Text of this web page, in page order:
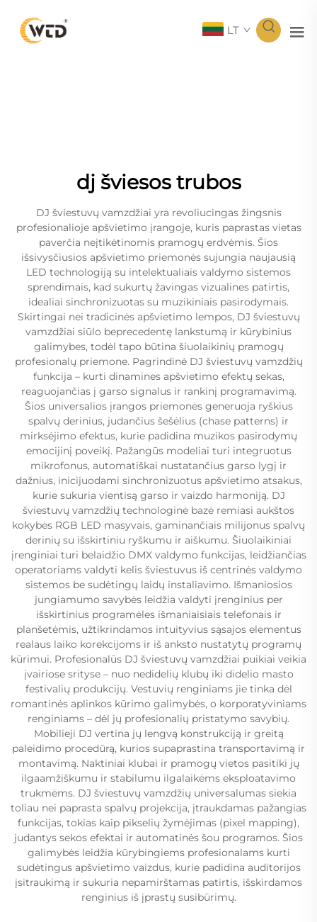
LT
dj šviesos trubos
DJ šviestuvų vamzdžiai yra revoliucingas žingsnis
profesionalioje apšvietimo įrangoje, kuris paprastas vietas
paverčia neįtikėtinomis pramogų erdvėmis. Šios
išsivysčiusios apšvietimo priemonės sujungia naujausią
LED technologiją su intelektualiais valdymo sistemos
sprendimais, kad sukurtų žavingas vizualines patirtis,
idealiai sinchronizuotas su muzikiniais pasirodymais.
Skirtingai nei tradicinės apšvietimo lempos, DJ šviestuvų
vamzdžiai siūlo beprecedentę lankstumą ir kūrybinius
galimybes, todėl tapo būtina šiuolaikinių pramogų
profesionalų priemone. Pagrindinė DJ šviestuvų vamzdžių
funkcija – kurti dinamines apšvietimo efektų sekas,
reaguojančias į garso signalus ir rankinį programavimą.
Šios universalios įrangos priemonės generuoja ryškius
spalvų derinius, judančius šešėlius (chase patterns) ir
mirksėjimo efektus, kurie padidina muzikos pasirodymų
emocijinį poveikį. Pažangūs modeliai turi integruotus
mikrofonus, automatiškai nustatančius garso lygį ir
dažnius, inicijuodami sinchronizuotus apšvietimo atsakus,
kurie sukuria vientisą garso ir vaizdo harmoniją. DJ
šviestuvų vamzdžių technologinė bazė remiasi aukštos
kokybės RGB LED masyvais, gaminančiais milijonus spalvų
derinių su išskirtiniu ryškumu ir aiškumu. Šiuolaikiniai
įrenginiai turi belaidžio DMX valdymo funkcijas, leidžiančias
operatoriams valdyti kelis šviestuvus iš centrinės valdymo
sistemos be sudėtingų laidų instaliavimo. Išmaniosios
jungiamumo savybės leidžia valdyti įrenginius per
išskirtinius programėles išmaniaisiais telefonais ir
planšetėmis, užtikrindamos intuityvius sąsajos elementus
realaus laiko korekcijoms ir iš anksto nustatytų programų
kūrimui. Profesionalūs DJ šviestuvų vamzdžiai puikiai veikia
įvairiose srityse – nuo nedidelių klubų iki didelio masto
festivalių produkcijų. Vestuvių renginiams jie tinka dėl
romantinės aplinkos kūrimo galimybės, o korporatyviniams
renginiams – dėl jų profesionalių pristatymo savybių.
Mobilieji DJ vertina jų lengvą konstrukciją ir greitą
paleidimo procedūrą, kurios supaprastina transportavimą ir
montavimą. Naktiniai klubai ir pramogų vietos pasitiki jų
ilgaamžiškumu ir stabilumu ilgalaikėms eksploatavimo
trukmėms. DJ šviestuvų vamzdžių universalumas siekia
toliau nei paprasta spalvų projekcija, įtraukdamas pažangias
funkcijas, tokias kaip pikselių žymėjimas (pixel mapping),
judantys sekos efektai ir automatinės šou programos. Šios
galimybės leidžia kūrybingiems profesionalams kurti
sudėtingus apšvietimo vaizdus, kurie padidina auditorijos
įsitraukimą ir sukuria nepamirštamas patirtis, išskirdamos
renginius iš įprastų susibūrimų.